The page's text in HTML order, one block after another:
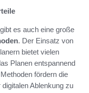
es auch eine große
. Der Einsatz von
bietet vielen
Planen entspannend
fördern die
Ablenkung zu